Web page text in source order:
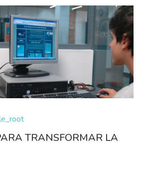
TRANSFORMAR LA